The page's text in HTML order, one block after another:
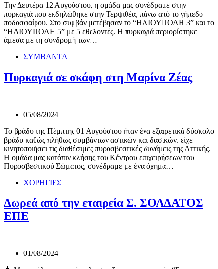
Την Δευτέρα 12 Αυγούστου, η ομάδα μας συνέδραμε στην
πυρκαγιά που εκδηλώθηκε στην Τερψιθέα, πάνω από το γήπεδο
ποδοσφαίρου. Στο συμβάν μετέβησαν το “ΗΛΙΟΥΠΟΛΗ 3” και το
“ΗΛΙΟΥΠΟΛΗ 5” με 5 εθελοντές. Η πυρκαγιά περιορίστηκε
άμεσα με τη συνδρομή των…
ΣΥΜΒΑΝΤΑ
Πυρκαγιά σε σκάφη στη Μαρίνα Ζέας
05/08/2024
Το βράδυ της Πέμπτης 01 Αυγούστου ήταν ένα εξαιρετικά δύσκολο
βράδυ καθώς πλήθως συμβάντων αστικών και δασικών, είχε
κινητοποιήσει τις διαθέσιμες πυροσβεστικές δυνάμεις της Αττικής.
Η ομάδα μας κατόπιν κλήσης του Κέντρου επιχειρήσεων του
Πυροσβεστικού Σώματος, συνέδραμε με ένα όχημα…
ΧΟΡΗΓΙΕΣ
Δωρεά από την εταιρεία Σ. ΣΟΛΔΑΤΟΣ
ΕΠΕ
01/08/2024